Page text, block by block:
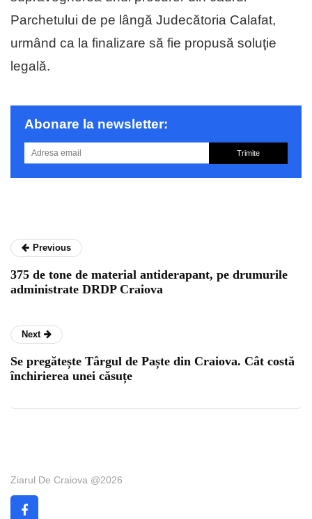
Parchetului de pe lângă Judecătoria Calafat,
urmând ca la finalizare să fie propusă soluţie
legală.
Abonare la newsletter:
Trimite
Previous
375 de tone de material antiderapant, pe drumurile
administrate DRDP Craiova
Next
Se pregătește Târgul de Paște din Craiova. Cât costă
închirierea unei căsuțe
Ziarul De Craiova @2026